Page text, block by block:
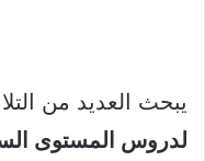
يبحث العديد من
لدروس المستوى